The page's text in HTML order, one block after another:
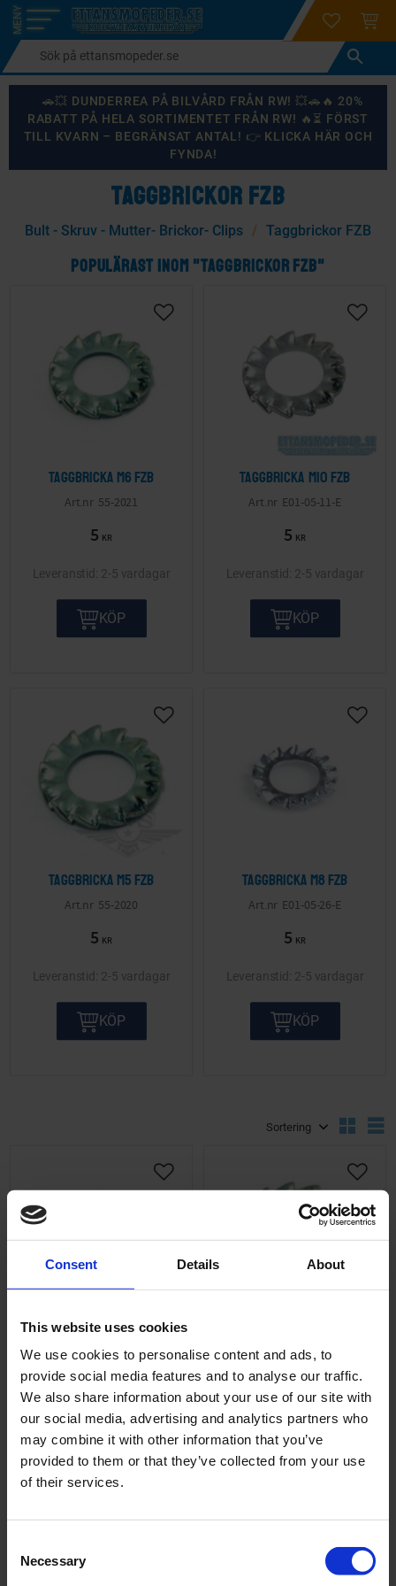
Consent Details About
This website uses cookies
We use cookies to personalise content and ads, to
provide social media features and to analyse our traffic.
We also share information about your use of our site with
our social media, advertising and analytics partners who
may combine it with other information that you’ve
provided to them or that they’ve collected from your use
of their services.
Necessary
Meny
login
🚗💥 DUNDERREA PÅ BILVÅRD FRÅN RW! 💥🚗🔥 20%
RABATT PÅ HELA SORTIMENTET FRÅN RW! 🔥⏳ FÖRST
TILL KVARN – BEGRÄNSAT ANTAL! 👉 KLICKA HÄR OCH
FYNDA!
TAGGBRICKOR FZB
Bult - Skruv - Mutter- Brickor- Clips Taggbrickor FZB
POPULÄRAST INOM "TAGGBRICKOR FZB"
Taggbricka M6 FZB
55-2021
5 KR
2-5 vardagar
KÖP
Taggbricka M10 FZB
E01-05-11-E
5 KR
2-5 vardagar
KÖP
Taggbricka M5 FZB
55-2020
5 KR
2-5 vardagar
KÖP
Taggbricka M8 FZB
E01-05-26-E
5 KR
2-5 vardagar
KÖP
Taggbricka M10 FZB
M10. Sitter i koppling
på Puch bla.
E01-05-11-E
5KR
Lägg till i önskelista
KÖP
Säljs styckvis.
5KR
Lägg
2-5 vardagar
KÖP